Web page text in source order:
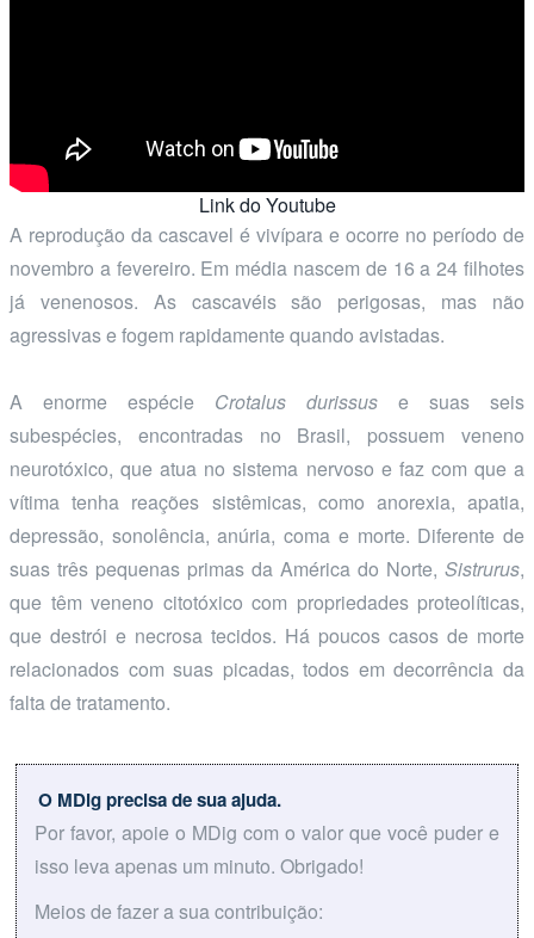
Link do Youtube
A reprodução da cascavel é vivípara e ocorre no período de
novembro a fevereiro. Em média nascem de 16 a 24 filhotes
já venenosos. As cascavéis são perigosas, mas não
agressivas e fogem rapidamente quando avistadas.
A enorme espécie Crotalus durissus e suas seis
subespécies, encontradas no Brasil, possuem veneno
neurotóxico, que atua no sistema nervoso e faz com que a
vítima tenha reações sistêmicas, como anorexia, apatia,
depressão, sonolência, anúria, coma e morte. Diferente de
suas três pequenas primas da América do Norte, Sistrurus,
que têm veneno citotóxico com propriedades proteolíticas,
que destrói e necrosa tecidos. Há poucos casos de morte
relacionados com suas picadas, todos em decorrência da
falta de tratamento.
O MDig precisa de sua ajuda.
Por favor, apoie o MDig com o valor que você puder e
isso leva apenas um minuto. Obrigado!
Meios de fazer a sua contribuição: